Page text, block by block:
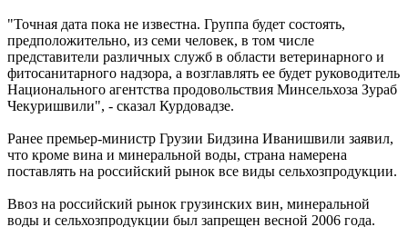
"Точная дата пока не известна. Группа будет состоять,
предположительно, из семи человек, в том числе
представители различных служб в области ветеринарного и
фитосанитарного надзора, а возглавлять ее будет руководитель
Национального агентства продовольствия Минсельхоза Зураб
Чекуришвили", - сказал Курдовадзе.
Ранее премьер-министр Грузии Бидзина Иванишвили заявил,
что кроме вина и минеральной воды, страна намерена
поставлять на российский рынок все виды сельхозпродукции.
Ввоз на российский рынок грузинских вин, минеральной
воды и сельхозпродукции был запрещен весной 2006 года.